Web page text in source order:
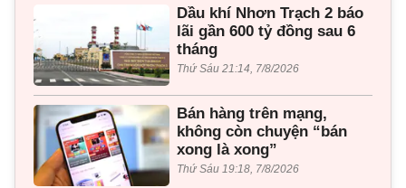
Dầu khí Nhơn Trạch 2 báo
lãi gần 600 tỷ đồng sau 6
tháng
Thứ Sáu 21:14, 7/8/2026
Bán hàng trên mạng,
không còn chuyện “bán
xong là xong”
Thứ Sáu 19:18, 7/8/2026